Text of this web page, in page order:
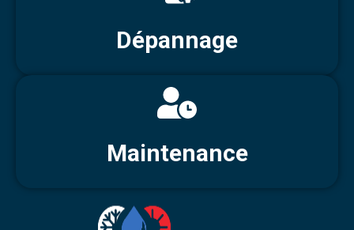
Dépannage
Maintenance